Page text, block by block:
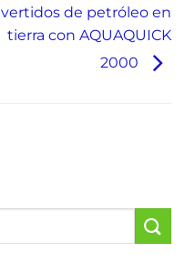
vertidos de petróleo en
tierra con AQUAQUICK
2000